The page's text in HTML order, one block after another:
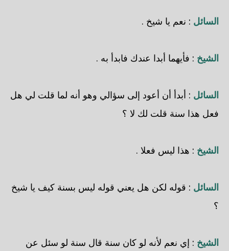
السائل : نعم يا شيخ .
الشيخ : فأيهما أبدا عندك فابدأ به .
السائل : أبدأ أن أعود إلى سؤالي وهو أنه لما قلت لي هل
فعل هذا سنة قلت لك لا ؟
الشيخ : هذا ليس فعلا .
السائل : قوله لكن هل يعني قوله ليس بسنة كيف يا شيخ
؟
الشيخ : إي نعم لأنه لو كان سنة قال سنة لو سئل عن